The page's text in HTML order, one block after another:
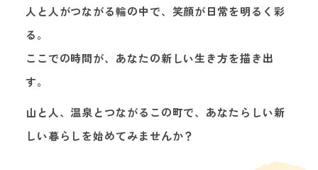
人と人がつながる輪の中で、笑顔が日常を明るく彩
る。
ここでの時間が、あなたの新しい生き方を描き出
す。
山と人、温泉とつながるこの町で、あなたらしい新
しい暮らしを始めてみませんか？